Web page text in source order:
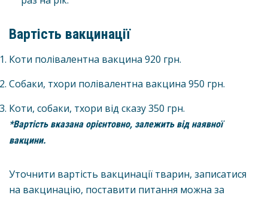
Вартість вакцинації
Коти полівалентна вакцина 920 грн.
Собаки, тхори полівалентна вакцина 950 грн.
Коти, собаки, тхори від сказу350 грн.
*Вартість вказана орієнтовно, залежить від наявної
вакцини.
Уточнити вартість вакцинації тварин, записатися
на вакцинацію, поставити питання можна за